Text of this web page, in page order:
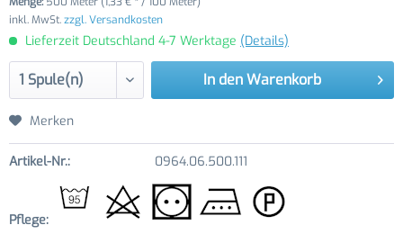
inkl. MwSt.zzgl. Versandkosten
Lieferzeit Deutschland 4-7 Werktage (Details)
In den Warenkorb
Merken
Artikel-Nr.: 0964.06.500.111
Pflege: